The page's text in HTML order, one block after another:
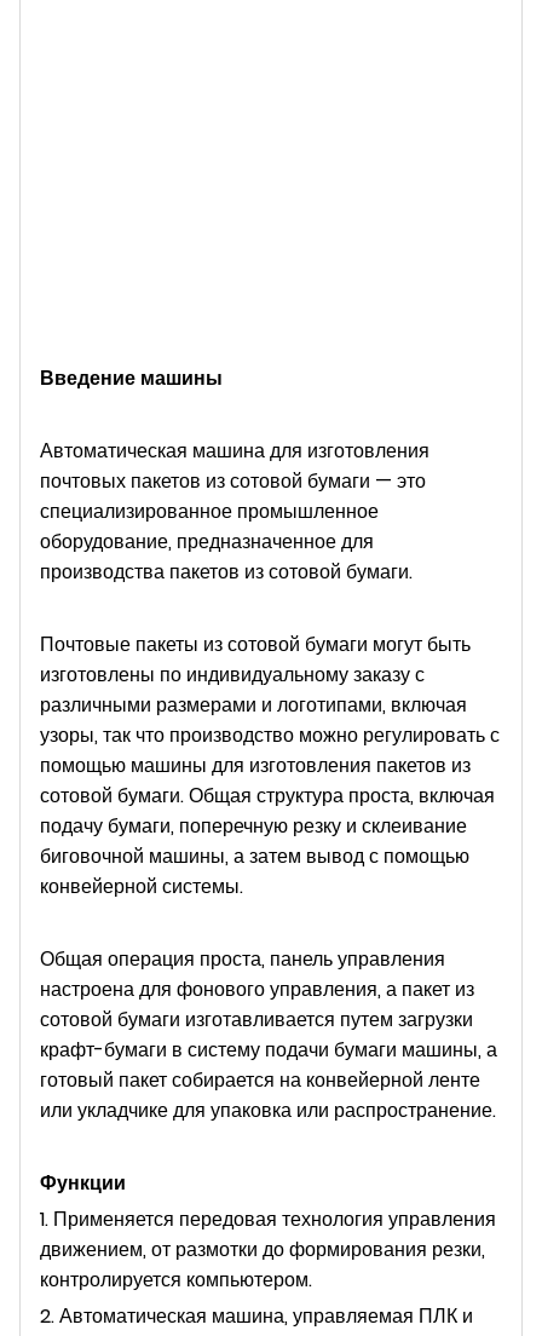
Введение машины
Автоматическая машина для изготовления
почтовых пакетов из сотовой бумаги — это
специализированное промышленное
оборудование, предназначенное для
производства пакетов из сотовой бумаги.
Почтовые пакеты из сотовой бумаги могут быть
изготовлены по индивидуальному заказу с
различными размерами и логотипами, включая
узоры, так что производство можно регулировать с
помощью машины для изготовления пакетов из
сотовой бумаги. Общая структура проста, включая
подачу бумаги, поперечную резку и склеивание
биговочной машины, а затем вывод с помощью
конвейерной системы.
Общая операция проста, панель управления
настроена для фонового управления, а пакет из
сотовой бумаги изготавливается путем загрузки
крафт-бумаги в систему подачи бумаги машины, а
готовый пакет собирается на конвейерной ленте
или укладчике для упаковка или распространение.
Функции
1. Применяется передовая технология управления
движением, от размотки до формирования резки,
контролируется компьютером.
2. Автоматическая машина, управляемая ПЛК и